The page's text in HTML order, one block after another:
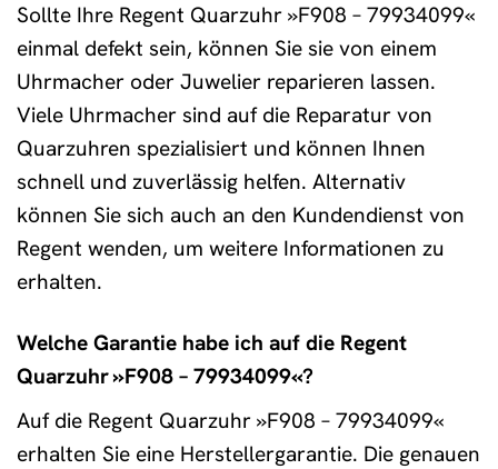
Sollte Ihre Regent Quarzuhr »F908 – 79934099«
einmal defekt sein, können Sie sie von einem
Uhrmacher oder Juwelier reparieren lassen.
Viele Uhrmacher sind auf die Reparatur von
Quarzuhren spezialisiert und können Ihnen
schnell und zuverlässig helfen. Alternativ
können Sie sich auch an den Kundendienst von
Regent wenden, um weitere Informationen zu
erhalten.
Welche Garantie habe ich auf die Regent
Quarzuhr »F908 – 79934099«?
Auf die Regent Quarzuhr »F908 – 79934099«
erhalten Sie eine Herstellergarantie. Die genauen